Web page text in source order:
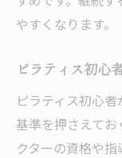
り
ピラ
法
初心者
やすくなります。
ピラティス初心
ピラティス初心
基準を押さえて
クターの資格や